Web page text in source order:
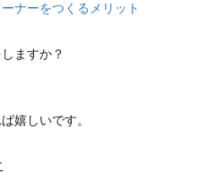
ナーをつくるメリット
ますか？
嬉しいです。